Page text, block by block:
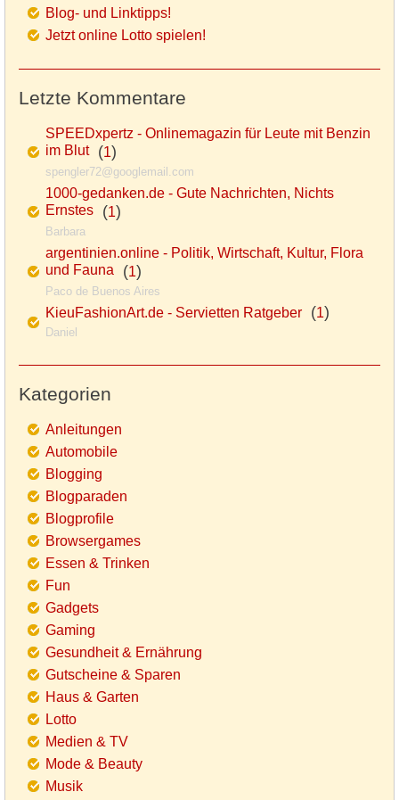
Blog- und Linktipps!
Jetzt online Lotto spielen!
Letzte Kommentare
SPEEDxpertz - Onlinemagazin für Leute mit Benzin
im Blut(1)
spengler72@googlemail.com
1000-gedanken.de - Gute Nachrichten, Nichts
Ernstes (1)
Barbara
argentinien.online - Politik, Wirtschaft, Kultur, Flora
und Fauna (1)
Paco de Buenos Aires
KieuFashionArt.de - Servietten Ratgeber (1)
Daniel
Kategorien
Anleitungen
Automobile
Blogging
Blogparaden
Blogprofile
Browsergames
Essen & Trinken
Fun
Gadgets
Gaming
Gesundheit & Ernährung
Gutscheine & Sparen
Haus & Garten
Lotto
Medien & TV
Mode & Beauty
Musik